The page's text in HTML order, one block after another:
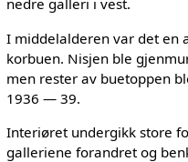
nedre galleri i vest.
I middelalderen var det en
korbuen. Nisjen ble
men rester av buetoppen
1936 — 39.
Interiøret undergikk store
galleriene forandret og